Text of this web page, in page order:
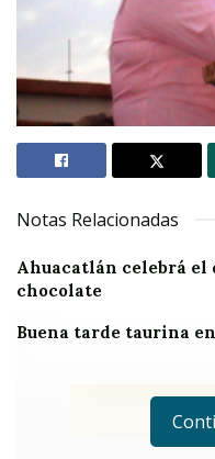
Notas Relacionadas
Ahuacatlán celebrá el
chocolate
Buena tarde taurina